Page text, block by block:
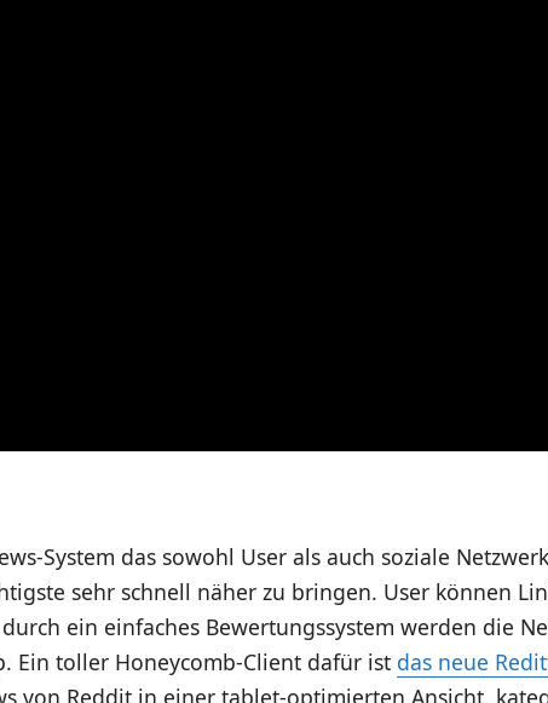
System das sowohl User als auch soziale
sehr schnell näher zu bringen. User können
ein einfaches Bewertungssystem werden die
Ein toller Honeycomb-Client dafür ist das neue
von Reddit in einer tablet-optimierten Ansicht,